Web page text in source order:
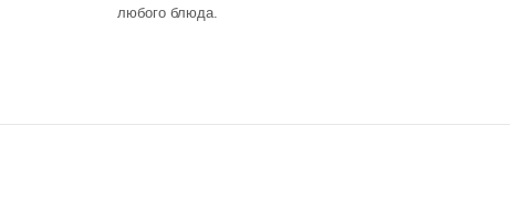
любого блюда.